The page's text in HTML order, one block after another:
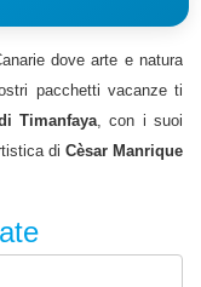
dove arte e natura
pacchetti vacanze ti
Timanfaya, con i suoi
di Cèsar Manrique
unici al mondo. Le
armoniosamente con
locale si esalta con i